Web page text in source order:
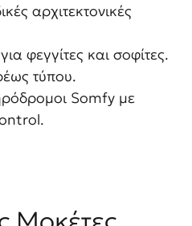
αρχιτεκτονικές
φεγγίτες και σοφίτες.
τύπου.
Somfy με